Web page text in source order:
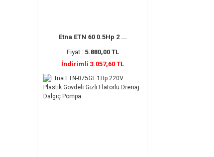
Etna ETN 60 0.5Hp 2 ...
Fiyat : 5.880,00 TL
İndirimli 3.057,60 TL